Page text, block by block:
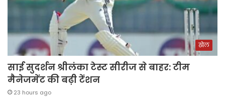
खेल
साई सुदर्शन श्रीलंका टेस्ट सीरीज से बाहर: टीम
मैनेजमेंट की बढ़ी टेंशन
23 hours ago